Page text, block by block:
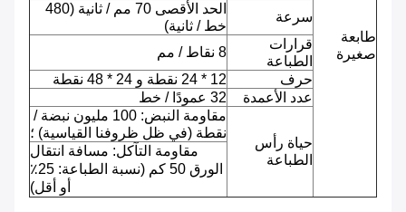
طابعة
صغيرة
سرعة
الحد الأقصى 70 مم / ثانية (480
خط / ثانية)
قرارات
الطباعة
8 نقاط / مم
حرف
12 * 24 نقطة و 24 * 48 نقطة
عدد الأعمدة
32 عمودًا / خط
حياة رأس
الطباعة
مقاومة النبض: 100 مليون نبضة /
نقطة (في ظل ظروفنا القياسية) ؛
مقاومة التآكل: مسافة انتقال
الورق 50 كم (نسبة الطباعة: 25٪
أو أقل)